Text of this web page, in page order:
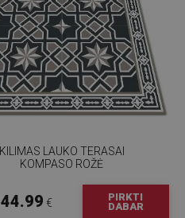
KILIMAS LAUKO TERASAI
KOMPASO ROŽĖ
44.99 €
PIRKTI
DABAR